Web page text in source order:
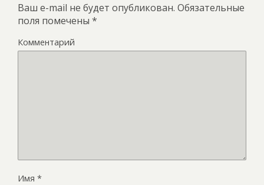
Ваш e-mail не будет опубликован. Обязательные
поля помечены *
Комментарий
Имя *